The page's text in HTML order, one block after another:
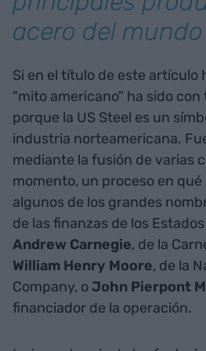
acero del mundo
Si en el título de este artículo
"mito americano" ha sido
porque la US Steel es un
industria norteamericana.
mediante la fusión de varias
momento, un proceso en
algunos de los grandes
de las finanzas de los
Andrew Carnegie, de la
William Henry Moore, de la
Company, oJohn Pierpont
financiador de la operación.